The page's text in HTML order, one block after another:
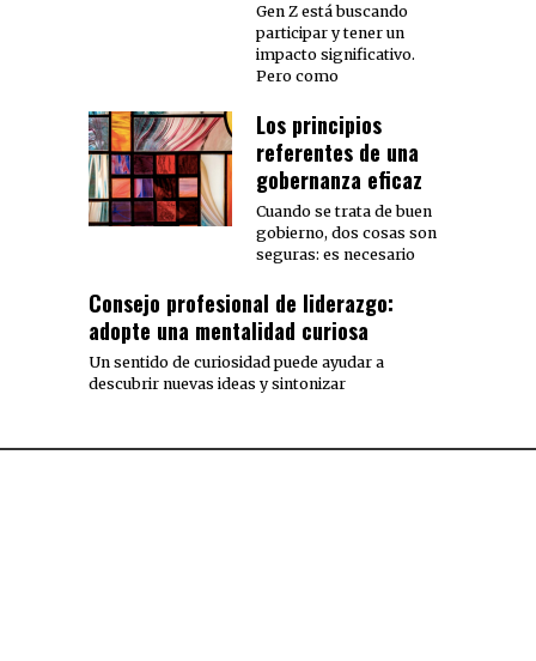
Gen Z está buscando
participar y tener un
impacto significativo.
Pero como
Los principios
referentes de una
gobernanza eficaz
Cuando se trata de buen
gobierno, dos cosas son
seguras: es necesario
Consejo profesional de liderazgo:
adopte una mentalidad curiosa
Un sentido de curiosidad puede ayudar a
descubrir nuevas ideas y sintonizar